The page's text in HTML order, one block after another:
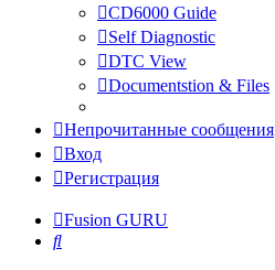
CD6000 Guide
Self Diagnostic
DTC View
Documentstion & Files
Непрочитанные сообщения
Вход
Регистрация
Fusion GURU
Поиск